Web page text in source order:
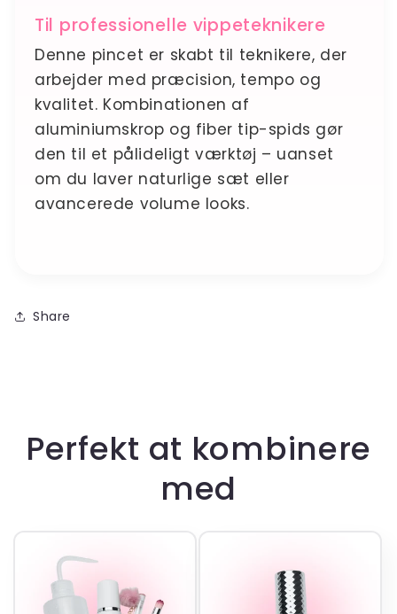
Til professionelle vippeteknikere
Denne pincet er skabt til teknikere, der
arbejder med præcision, tempo og
kvalitet. Kombinationen af
aluminiumskrop og fiber tip-spids gør
den til et pålideligt værktøj – uanset
om du laver naturlige sæt eller
avancerede volume looks.
Share
Perfekt at kombinere
med